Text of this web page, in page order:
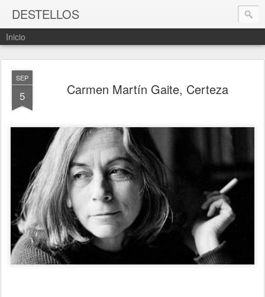
DESTELLOS
Inicio
SEP
5 Carmen Martín Gaite, Certeza